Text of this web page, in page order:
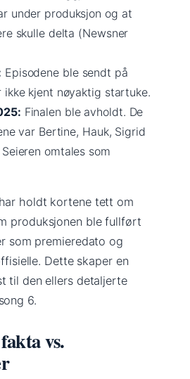
under produksjon og at
skulle delta (Newsner
Episodene ble sendt på
ikke kjent nøyaktig startuke.
Finalen ble avholdt. De
var Bertine, Hauk, Sigrid
omtales som
holdt kortene tett om
produksjonen ble fullført
som premieredato og
Dette skaper en
til den ellers detaljerte
6.
vs.